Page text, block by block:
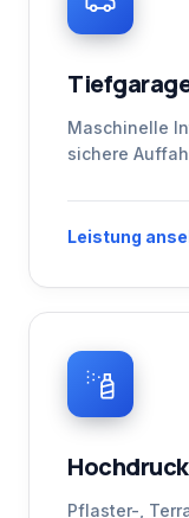
Maschinelle
sichere
Leistung
Pflaster-,